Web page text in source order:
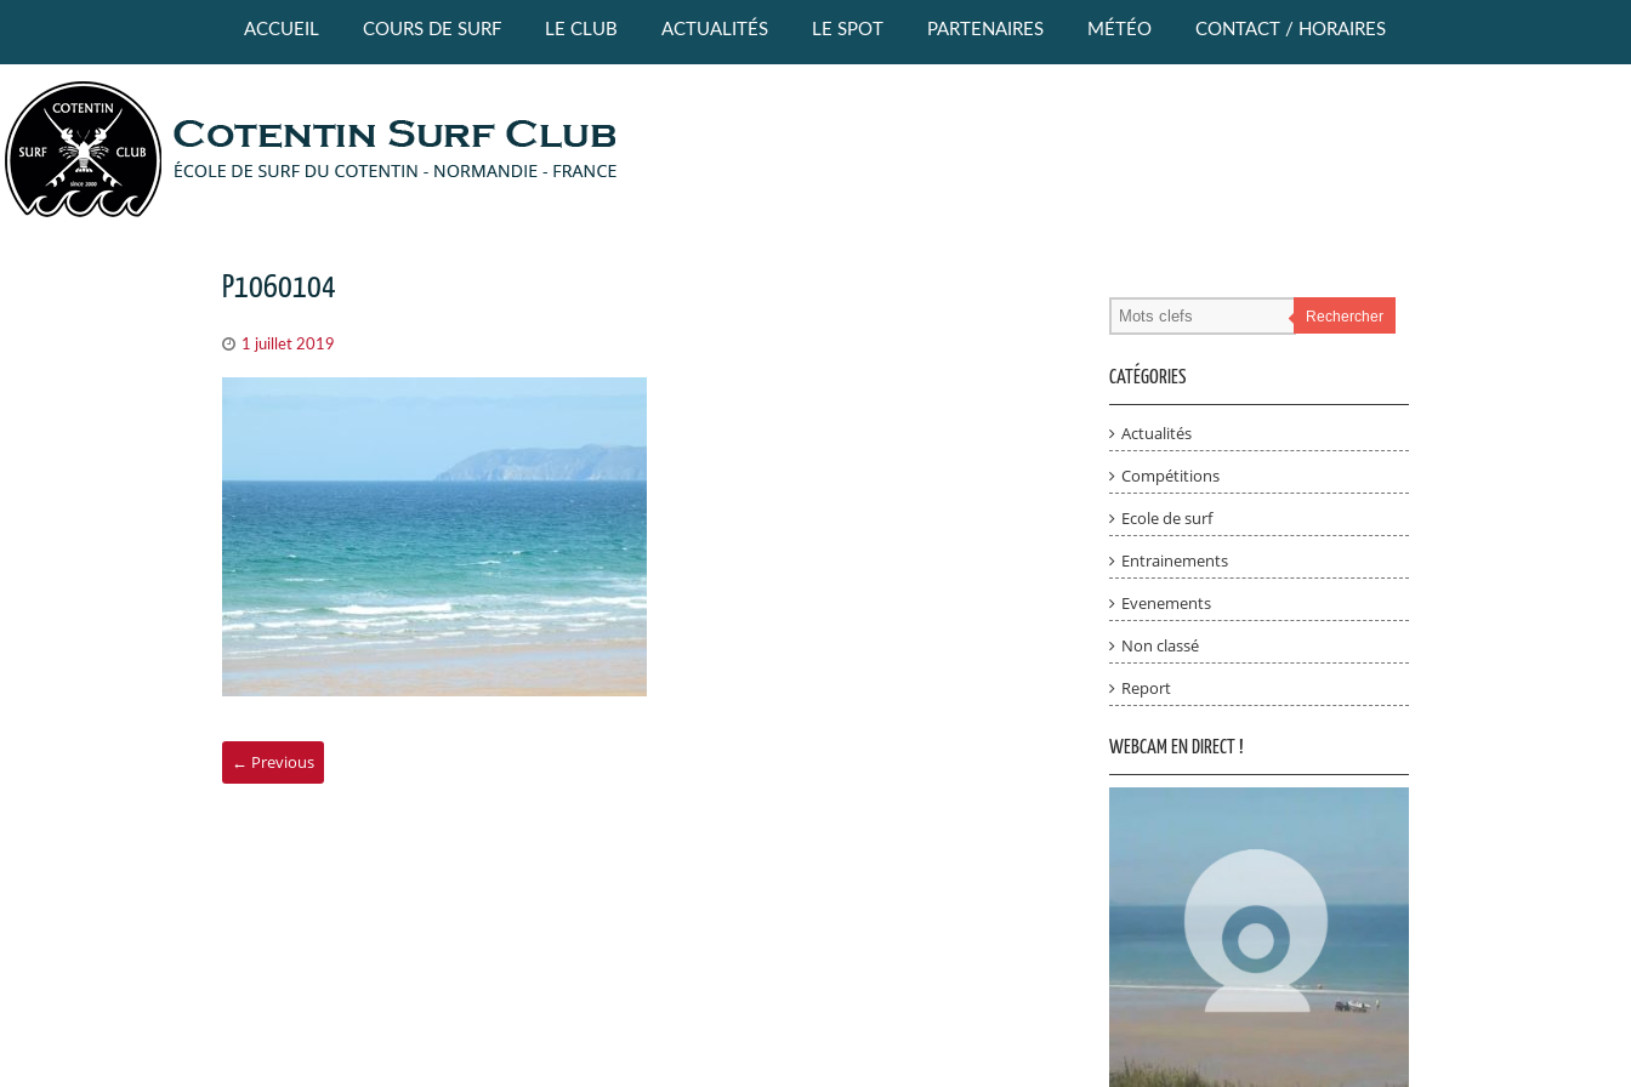
ACCUEIL COURS DE SURF LE CLUB ACTUALITÉS LE SPOT PARTENAIRES MÉTÉO CONTACT / HORAIRES
P1060104
1 juillet 2019
← Previous
Rechercher
CATÉGORIES
Actualités
Compétitions
Ecole de surf
Entrainements
Evenements
Non classé
Report
WEBCAM EN DIRECT !